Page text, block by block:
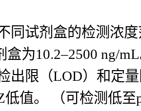
：48T/96T（大小规
2℃ -8℃避光保存。
检测试